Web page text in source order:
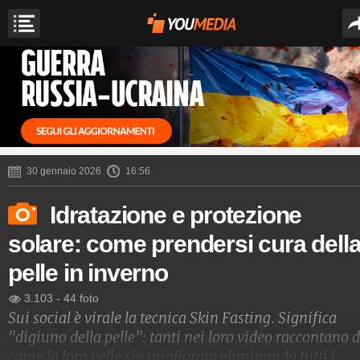
30 gennaio 2026 16:56
Idratazione e protezione
solare: come prendersi cura
pelle in inverno
3.103 - 44 foto
Sui social è virale la tecnica Skin Fasting. Significa
"digiuno della pelle": tanti nei loro video raccontano
come la loro pelle sia migliorata eliminando tutti i